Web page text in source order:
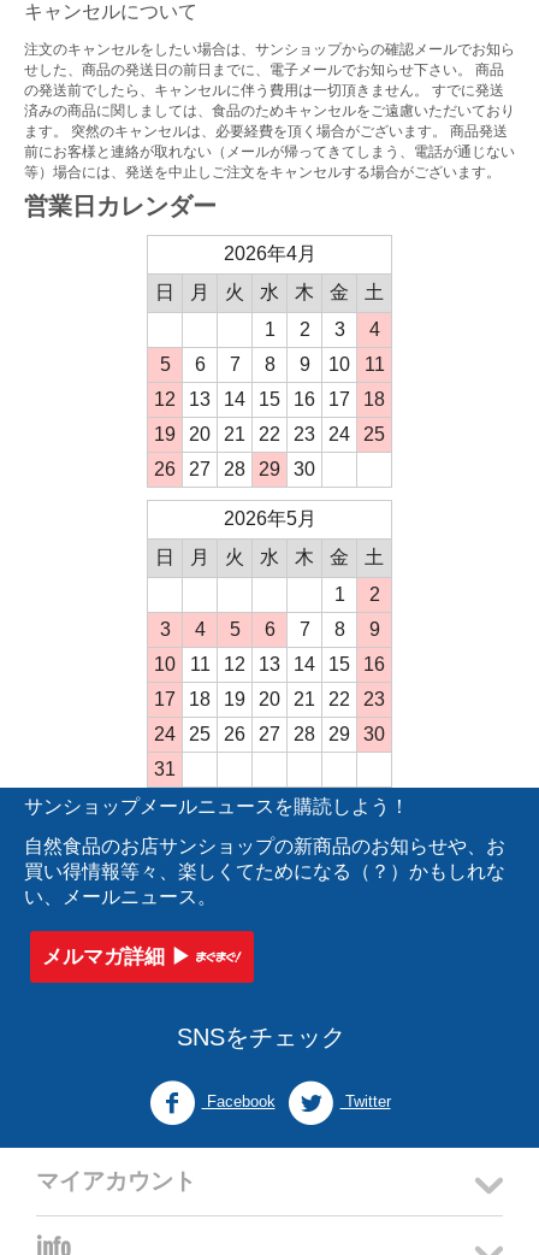
キャンセルについて
注文のキャンセルをしたい場合は、サンショップからの確認メールでお知ら
せした、商品の発送日の前日までに、電子メールでお知らせ下さい。 商品
の発送前でしたら、キャンセルに伴う費用は一切頂きません。 すでに発送
済みの商品に関しましては、食品のためキャンセルをご遠慮いただいており
ます。 突然のキャンセルは、必要経費を頂く場合がございます。 商品発送
前にお客様と連絡が取れない（メールが帰ってきてしまう、電話が通じない
等）場合には、発送を中止しご注文をキャンセルする場合がございます。
営業日カレンダー
2026年4月
日
月 火 水 木 金
土
1
2 3
4
5
6 7 8 9 10
11
12
13 14 15 16 17
18
19
20 21 22 23 24
25
26
27 28 29 30
2026年5月
日
月 火 水 木 金
土
1
2
3
4 5 6 7 8
9
10
11 12 13 14 15
16
17
18 19 20 21 22
23
24
25 26 27 28 29
30
31
サンショップメールニュースを購読しよう！
自然食品のお店サンショップの新商品のお知らせや、お
買い得情報等々、楽しくてためになる（？）かもしれな
い、メールニュース。
メルマガ詳細 ▶︎
SNSをチェック
Facebook Twitter
マイアカウント
info